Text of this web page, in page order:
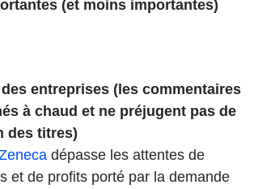
(et moins importantes)
entreprises (les commentaires
à chaud et ne préjugent pas de
des titres)
dépasse les attentes de
et de profits porté par la demande